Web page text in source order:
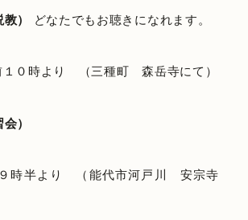
） どなたでもお聴きになれます。
０時より （三種町 森岳寺にて）
）
時半より （能代市河戸川 安宗寺